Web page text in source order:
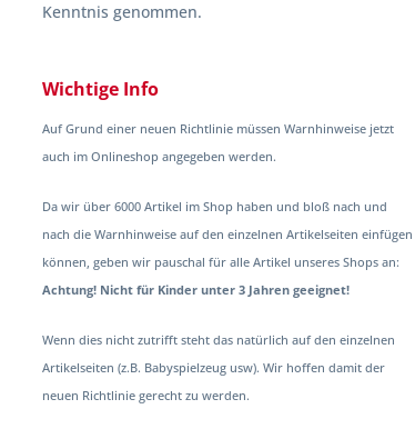
Kenntnis genommen.
Wichtige Info
Auf Grund einer neuen Richtlinie müssen Warnhinweise jetzt
auch im Onlineshop angegeben werden.
Da wir über 6000 Artikel im Shop haben und bloß nach und
nach die Warnhinweise auf den einzelnen Artikelseiten einfügen
können, geben wir pauschal für alle Artikel unseres Shops an:
Achtung! Nicht für Kinder unter 3 Jahren geeignet!
Wenn dies nicht zutrifft steht das natürlich auf den einzelnen
Artikelseiten (z.B. Babyspielzeug usw). Wir hoffen damit der
neuen Richtlinie gerecht zu werden.